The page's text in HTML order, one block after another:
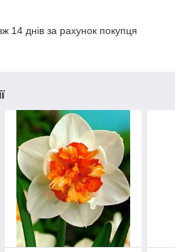
14 днів за рахунок покупця